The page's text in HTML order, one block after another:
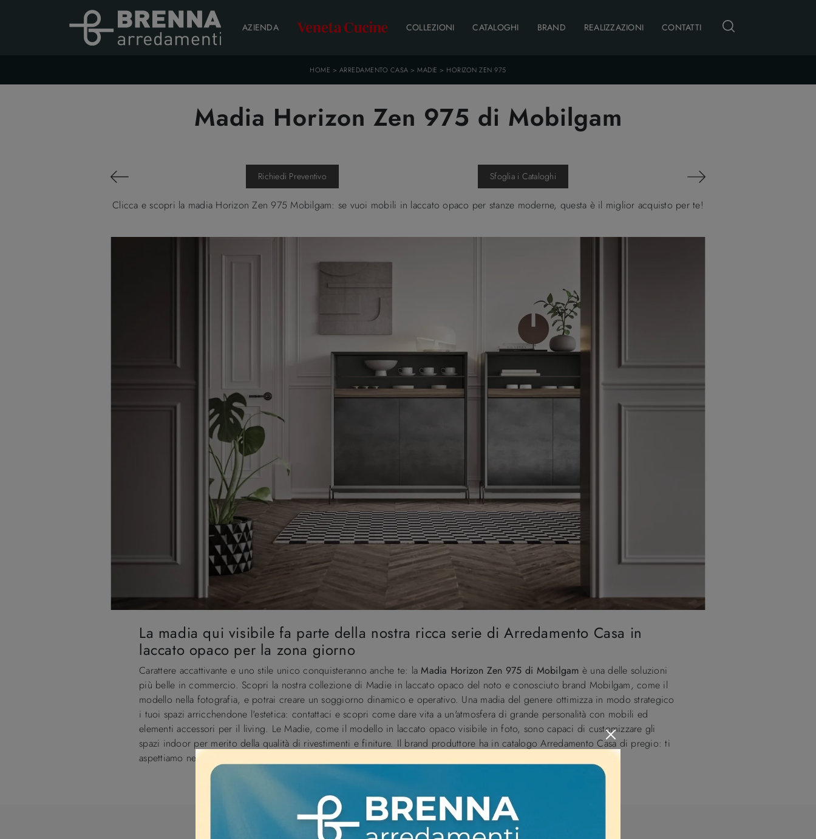
AZIENDA COLLEZIONI CATALOGHI BRAND REALIZZAZIONI CONTATTI
HOME > ARREDAMENTO CASA >MADIE > HORIZON ZEN 975
Madia Horizon Zen 975 di Mobilgam
Richiedi Preventivo Sfoglia i Cataloghi
Clicca e scopri la madia Horizon Zen 975 Mobilgam: se vuoi mobili in laccato opaco per stanze moderne, questa è il miglior acquisto per te!
La madia qui visibile fa parte della nostra ricca serie di Arredamento Casa in
laccato opaco per la zona giorno
Carattere accattivante e uno stile unico conquisteranno anche te: laMadia Horizon Zen 975 di Mobilgam è una delle soluzioni
più belle in commercio. Scopri la nostra collezione di Madie in laccato opaco del noto e conosciuto brand Mobilgam, come il
modello nella fotografia, e potrai creare un soggiorno dinamico e operativo. Una madia del genere ottimizza in modo strategico
i tuoi spazi arricchendone l'estetica: contattaci e scopri come dare vita a un'atmosfera di grande personalità con mobili ed
elementi accessori per il living. Le Madie, come il modello in laccato opaco visibile in foto, sono capaci di customizzare gli
spazi indoor per merito della qualità di rivestimenti e finiture. Il brand produttore ha in catalogo Arredamento Casa di pregio: ti
aspettiamo nel nostro punto vendita per farti visionare in prima persona le composizioni arredative più belle.
CARATTERISTICHE